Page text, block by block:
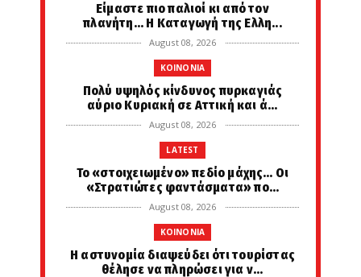
Είμαστε πιο παλιοί κι από τον
πλανήτη... Η Καταγωγή της Ελλη...
August 08, 2026
KOINONIA
Πολύ υψηλός κίνδυνος πυρκαγιάς
αύριο Κυριακή σε Αττική και ά...
August 08, 2026
LATEST
Το «στοιχειωμένο» πεδίο μάχης… Οι
«Στρατιώτες φαντάσματα» πο...
August 08, 2026
KOINONIA
Η αστυνομία διαψεύδει ότι τουρίστας
θέλησε να πληρώσει για ν...